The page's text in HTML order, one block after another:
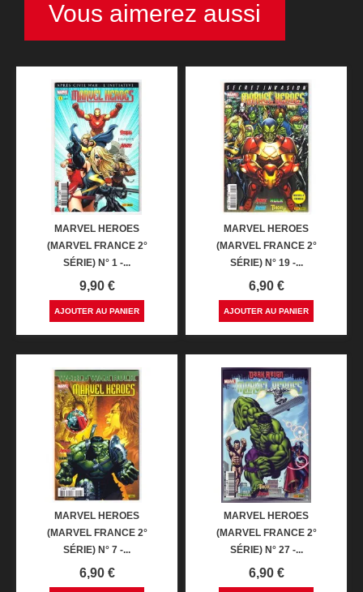
Vous aimerez aussi
MARVEL HEROES
(MARVEL FRANCE 2°
SÉRIE) N° 1 -...
Prix
9,90 €
AJOUTER AU PANIER
MARVEL HEROES
(MARVEL FRANCE 2°
SÉRIE) N° 19 -...
Prix
6,90 €
AJOUTER AU PANIER
MARVEL HEROES
(MARVEL FRANCE 2°
SÉRIE) N° 7 -...
Prix
6,90 €
MARVEL HEROES
(MARVEL FRANCE 2°
SÉRIE) N° 27 -...
Prix
6,90 €